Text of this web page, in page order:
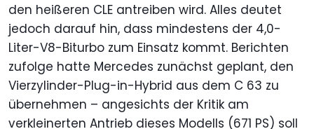
den heißeren CLE antreiben wird. Alles deutet
jedoch darauf hin, dass mindestens der 4,0-
Liter-V8-Biturbo zum Einsatz kommt. Berichten
zufolge hatte Mercedes zunächst geplant, den
Vierzylinder-Plug-in-Hybrid aus dem C 63 zu
übernehmen – angesichts der Kritik am
verkleinerten Antrieb dieses Modells (671 PS) soll